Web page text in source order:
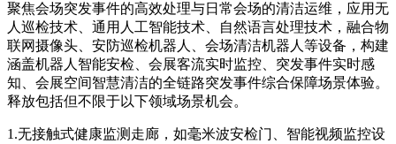
聚焦会场突发事件的高效处理与日常会场的清洁运维，应用无
人巡检技术、通用人工智能技术、自然语言处理技术，融合物
联网摄像头、安防巡检机器人、会场清洁机器人等设备，构建
涵盖机器人智能安检、会展客流实时监控、突发事件实时感
知、会展空间智慧清洁的全链路突发事件综合保障场景体验。
释放包括但不限于以下领域场景机会。
1.无接触式健康监测走廊，如毫米波安检门、智能视频监控设